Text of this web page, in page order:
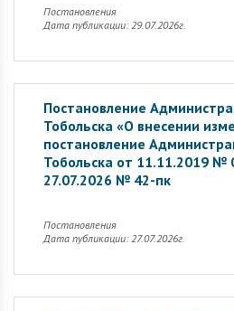
Постановления
Дата публикации: 29.07.2026г.
Постановление
Тобольска «О внесении
постановление
Тобольска от 11.11.2019 №
27.07.2026 № 42-пк
Постановления
Дата публикации: 27.07.2026г.